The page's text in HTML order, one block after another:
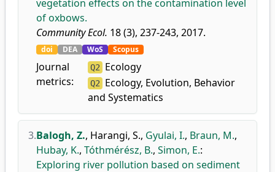
vegetation effects on the contamination level
of oxbows.
Community Ecol. 18 (3), 237-243, 2017.
doi DEA WoS Scopus
Journal
metrics:
Q2 Ecology
Q2 Ecology, Evolution, Behavior
and Systematics
3.Balogh, Z., Harangi, S., Gyulai, I., Braun, M.,
Hubay, K., Tóthmérész, B., Simon, E.:
Exploring river pollution based on sediment